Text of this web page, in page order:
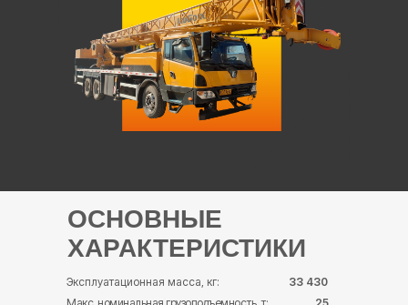
ОСНОВНЫЕ
ХАРАКТЕРИСТИКИ
Эксплуатационная масса, кг:
33 430